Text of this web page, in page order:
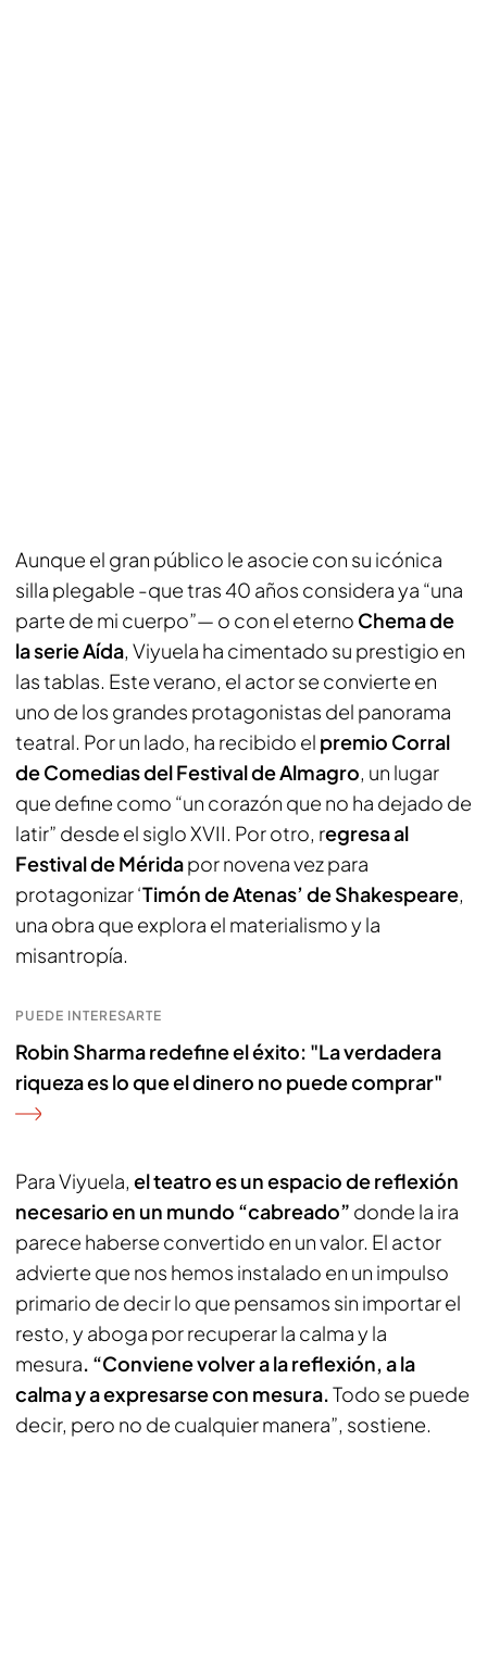
Aunque el gran público le asocie con su icónica
silla plegable -que tras 40 años considera ya “una
parte de mi cuerpo”— o con el eterno Chema de
la serie Aída, Viyuela ha cimentado su prestigio en
las tablas. Este verano, el actor se convierte en
uno de los grandes protagonistas del panorama
teatral. Por un lado, ha recibido el premio Corral
de Comedias del Festival de Almagro, un lugar
que define como “un corazón que no ha dejado de
latir” desde el siglo XVII. Por otro, regresa al
Festival de Méridapor novena vez para
protagonizar ‘Timón de Atenas’ de Shakespeare,
una obra que explora el materialismo y la
misantropía.
PUEDE INTERESARTE
Robin Sharma redefine el éxito: "La verdadera
riqueza es lo que el dinero no puede comprar"
Para Viyuela, el teatro es un espacio de reflexión
necesario en un mundo “cabreado” donde la ira
parece haberse convertido en un valor. El actor
advierte que nos hemos instalado en un impulso
primario de decir lo que pensamos sin importar el
resto, y aboga por recuperar la calma y la
mesura. “Conviene volver a la reflexión, a la
calma y a expresarse con mesura.Todo se puede
decir, pero no de cualquier manera”, sostiene.